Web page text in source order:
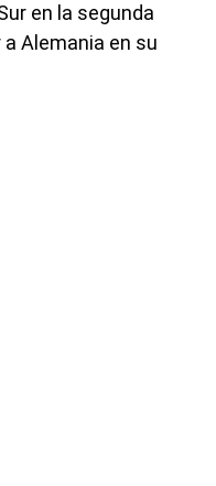
en la segunda
Alemania en su